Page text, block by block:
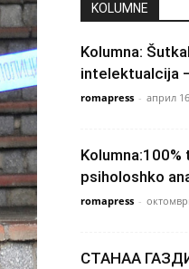
KOLUMNE
Kolumna:
intelektualcija
romapress - април
psiholoshko
romapress -
СТАНАА